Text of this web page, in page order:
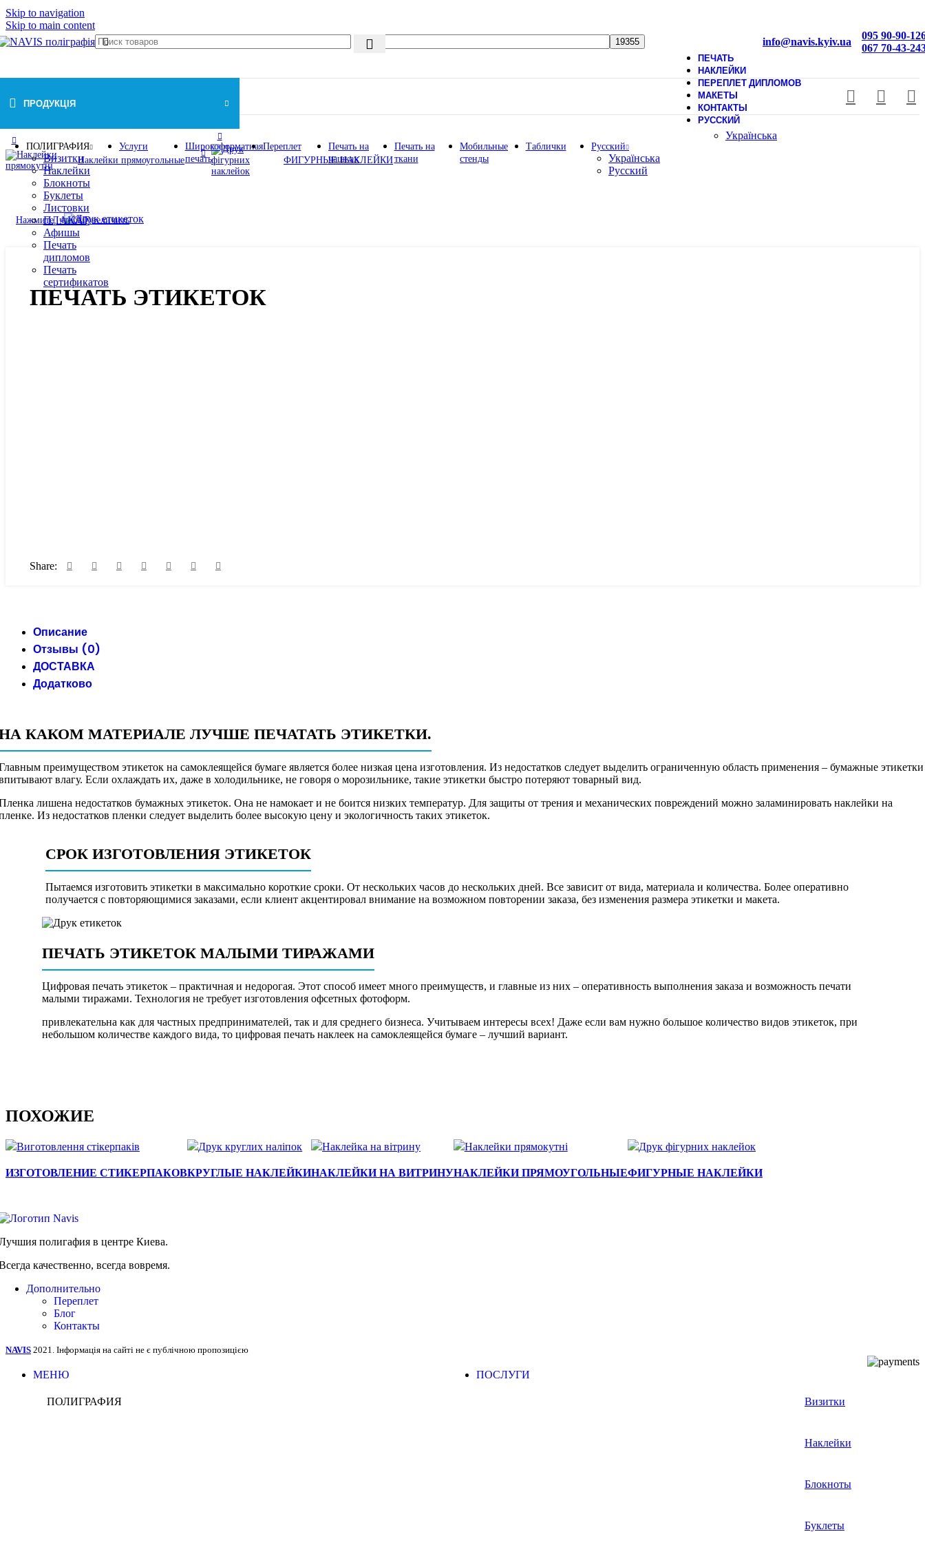
Skip to navigation
Skip to main content
info@navis.kyiv.ua
095 90-90-
067 70-43-
ПРОДУКЦІЯ
ПОЛИГРАФИЯ
Визитки
Наклейки
Блокноты
Буклеты
Листовки
ПЛАКАТ
Афишы
Печать
дипломов
Печать
сертификатов
Услуги
Широкоформатная
печать
Переплет
Печать на
чашках
Печать на
ткани
Мобильные
стенды
Таблички Русский
Українська
Русский
ПЕЧАТЬ
НАКЛЕЙКИ
ПЕРЕПЛЕТ ДИПЛОМОВ
МАКЕТЫ
КОНТАКТЫ
РУССКИЙ
Українська
Наклейки прямоугольные ФИГУРНЫЕ НАКЛЕЙКИ
Нажмите, чтобы увеличить
ПЕЧАТЬ ЭТИКЕТОК
Share:
Описание
Отзывы (0)
ДОСТАВКА
Додатково
КАКОМ МАТЕРИАЛЕ ЛУЧШЕ ПЕЧАТАТЬ ЭТИКЕТКИ.
преимуществом этикеток на самоклеящейся бумаге является более низкая цена изготовления. Из недостатков следует выделить ограниченную область применения – бумажные этикетки
влагу. Если охлаждать их, даже в холодильнике, не говоря о морозильнике, такие этикетки быстро потеряют товарный вид.
лишена недостатков бумажных этикеток. Она не намокает и не боится низких температур. Для защиты от трения и механических повреждений можно заламинировать наклейки на
Из недостатков пленки следует выделить более высокую цену и экологичность таких этикеток.
СРОК ИЗГОТОВЛЕНИЯ ЭТИКЕТОК
Пытаемся изготовить этикетки в максимально короткие сроки. От нескольких часов до нескольких дней. Все зависит от вида, материала и количества. Более оперативно
получается с повторяющимися заказами, если клиент акцентировал внимание на возможном повторении заказа, без изменения размера этикетки и макета.
ПЕЧАТЬ ЭТИКЕТОК МАЛЫМИ ТИРАЖАМИ
Цифровая печать этикеток – практичная и недорогая. Этот способ имеет много преимуществ, и главные из них – оперативность выполнения заказа и возможность печати
малыми тиражами. Технология не требует изготовления офсетных фотоформ.
привлекательна как для частных предпринимателей, так и для среднего бизнеса. Учитываем интересы всех! Даже если вам нужно большое количество видов этикеток, при
небольшом количестве каждого вида, то цифровая печать наклеек на самоклеящейся бумаге – лучший вариант.
ПОХОЖИЕ
ИЗГОТОВЛЕНИЕ СТИКЕРПАКОВКРУГЛЫЕ НАКЛЕЙКИНАКЛЕЙКИ НА ВИТРИНУНАКЛЕЙКИ ПРЯМОУГОЛЬНЫЕФИГУРНЫЕ НАКЛЕЙКИ
полигафия в центре Киева.
качественно, всегда вовремя.
Дополнительно
Переплет
Блог
Контакты
NAVIS 2021. Інформація на сайті не є публічною пропозицією
МЕНЮ ПОСЛУГИ
ПОЛИГРАФИЯ Визитки
Наклейки
Блокноты
Буклеты